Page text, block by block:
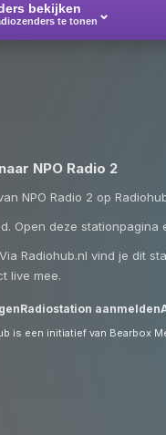
bekijken
te tonen ⌄
NPO Radio 2
NPO Radio 2 op
Open deze stationpagina
Radiohub.nl vind je dit
live mee.
Radiostation aanmelden
is een initiatief van Bearbox